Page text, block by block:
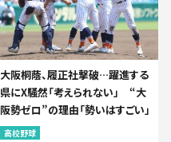
大阪桐蔭、履正社撃破…躍進する
県にX騒然「考えられない」 “大
阪勢ゼロ”の理由「勢いはすごい」
高校野球